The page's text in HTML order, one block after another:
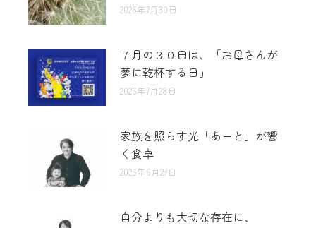
2026年7月30日
７月の３０日は、「お母さんが
夢に乾杯する日」
2026年7月28日
家族を照らす光「あーと」が響
く食卓
2026年6月27日
自分よりも大切な存在に、